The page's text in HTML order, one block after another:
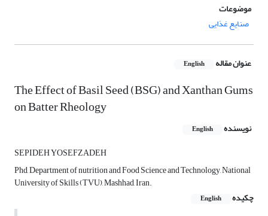
موضوعات
صنایع غذایی
عنوان مقاله English
The Effect of Basil Seed (BSG) and Xanthan Gums
on Batter Rheology
نویسنده English
SEPIDEH YOSEFZADEH
Phd, Department of nutrition and Food Science and Technology, National
University of Skills (TVU), Mashhad, Iran.
چکیده
English